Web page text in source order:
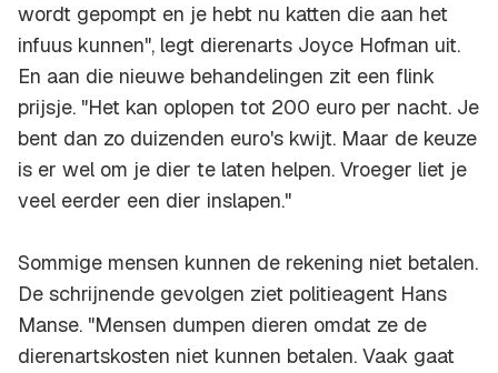
wordt gepompt en je hebt nu katten die aan het
infuus kunnen", legt dierenarts Joyce Hofman uit.
En aan die nieuwe behandelingen zit een flink
prijsje. "Het kan oplopen tot 200 euro per nacht. Je
bent dan zo duizenden euro's kwijt. Maar de keuze
is er wel om je dier te laten helpen. Vroeger liet je
veel eerder een dier inslapen."
Sommige mensen kunnen de rekening niet betalen.
De schrijnende gevolgen ziet politieagent Hans
Manse. "Mensen dumpen dieren omdat ze de
dierenartskosten niet kunnen betalen. Vaak gaat